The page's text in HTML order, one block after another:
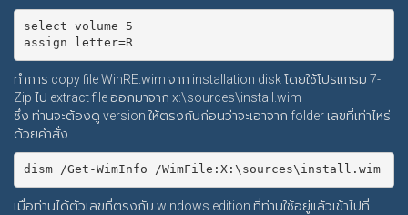
select volume 5
assign letter=R
ทำการ copy file WinRE.wim จาก installation disk โดยใช้โปรแกรม 7-
Zip ไป extract file ออกมาจาก x:\sources\install.wim
ซึ่ง ท่านจะต้องดู version ให้ตรงกันก่อนว่าจะเอาจาก folder เลขที่เท่าไหร่
ด้วยคำสั่ง
dism /Get-WimInfo /WimFile:X:\sources\install.wim
เมื่อท่านได้ตัวเลขที่ตรงกับ windows edition ที่ท่านใช้อยู่แล้วเข้าไปที่